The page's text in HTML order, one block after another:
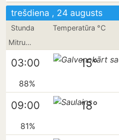
trešdiena , 24 augusts
Stunda Temperatūra °C
Mitrums
03:00 15°
88%
09:00 18°
81%